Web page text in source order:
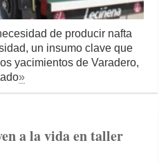
de producir nafta
un insumo clave que
yacimientos de Varadero,
»
a la vida en taller